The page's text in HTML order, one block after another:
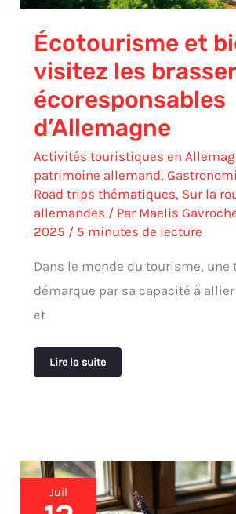
Écotourisme et
visitez les
écoresponsables
d’Allemagne
Activités touristiques en
patrimoine allemand,
Road trips thématiques, Sur la
allemandes / Par Maelis
2025 / 5 minutes de lecture
Dans le monde du tourisme, une
démarque par sa capacité à
et
Lire la suite
Juil
allemands